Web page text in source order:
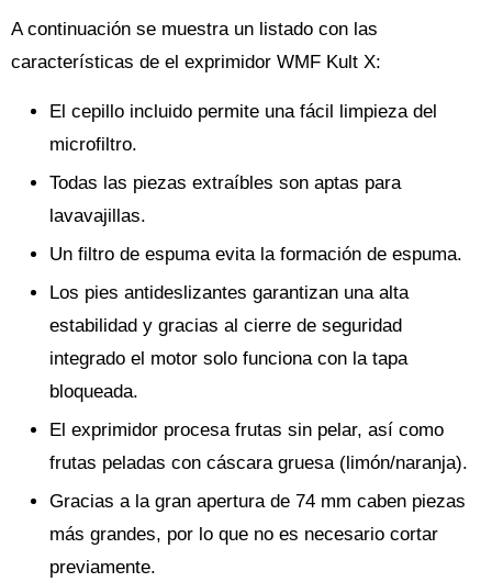
A continuación se muestra un listado con las
características de el exprimidor WMF Kult X:
El cepillo incluido permite una fácil limpieza del
microfiltro.
Todas las piezas extraíbles son aptas para
lavavajillas.
Un filtro de espuma evita la formación de espuma.
Los pies antideslizantes garantizan una alta
estabilidad y gracias al cierre de seguridad
integrado el motor solo funciona con la tapa
bloqueada.
El exprimidor procesa frutas sin pelar, así como
frutas peladas con cáscara gruesa (limón/naranja).
Gracias a la gran apertura de 74 mm caben piezas
más grandes, por lo que no es necesario cortar
previamente.